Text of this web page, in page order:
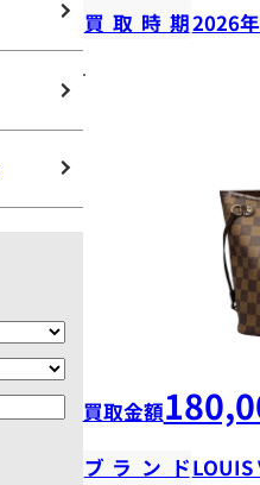
買取時期2026
買取金額
ブランドLOUIS